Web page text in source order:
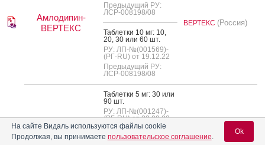
Амлодипин-
ВЕРТЕКС
Предыдущий РУ:
ЛСР-008198/08
Таб­летки 10 мг: 10,
20, 30 или 60 шт.
РУ: ЛП-№(001569)-
(РГ-RU) от 19.12.22
Предыдущий РУ:
ЛСР-008198/08
ВЕРТЕКС (Россия)
Таб­летки 5 мг: 30 или
90 шт.
РУ: ЛП-№(001247)-
(РГ-RU) от 22.09.22
Предыдущий РУ: П
N015578/01
KRKA d.d., Novo
(Словения)
Произведено: KRKA
На сайте Видаль используются файлы cookie
Продолжая, вы принимаете пользовательское соглашение.
Ok